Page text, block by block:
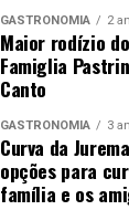
GASTRONOMIA 2
Maior rodízio
Famiglia
Canto
GASTRONOMIA 3
Curva da
opções para
família e os